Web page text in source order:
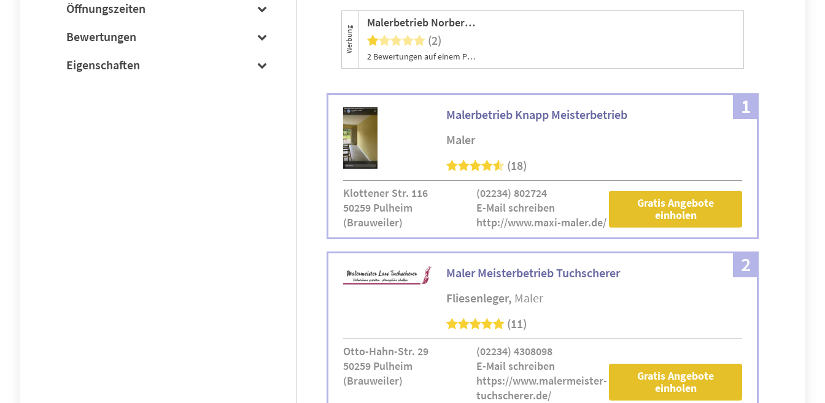
Öffnungszeiten
Bewertungen
Eigenschaften
Werbung
Malerbetrieb Norbert Busse
(2)
2 Bewertungen auf einem Portal
1
Malerbetrieb Knapp Meisterbetrieb
Maler
(18)
Klottener Str. 116
50259 Pulheim
(Brauweiler)
(02234) 802724
E-Mail schreiben
http://www.maxi-maler.de/
Gratis Angebote
einholen
2
Maler Meisterbetrieb Tuchscherer
Fliesenleger Maler
(11)
Otto-Hahn-Str. 29
50259 Pulheim
(Brauweiler)
(02234) 4308098
E-Mail schreiben
https://www.malermeister-
tuchscherer.de/
Gratis Angebote
einholen